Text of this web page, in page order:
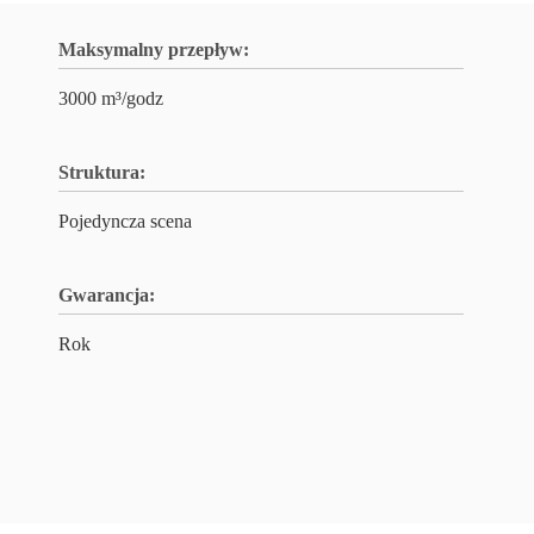
Maksymalny przepływ:
3000 m³/godz
Struktura:
Pojedyncza scena
Gwarancja:
Rok